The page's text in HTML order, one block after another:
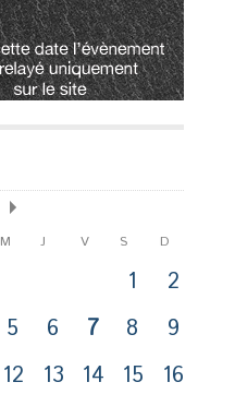
M J V S D
1
2
5 6 7 8
9
12 13 14 15
16